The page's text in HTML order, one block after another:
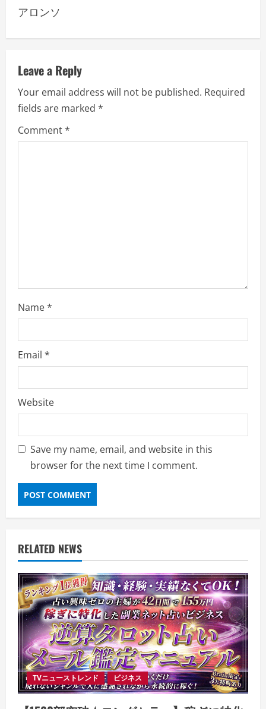
t
n
a
v
i
g
アロンソ
Leave a Reply
Your email address will not be published. Required
fields are marked *
Comment*
Name*
Email *
Website
Save my name, email, and website in this
browser for the next time I comment.
RELATED NEWS
TVニューストレンド ビジネス